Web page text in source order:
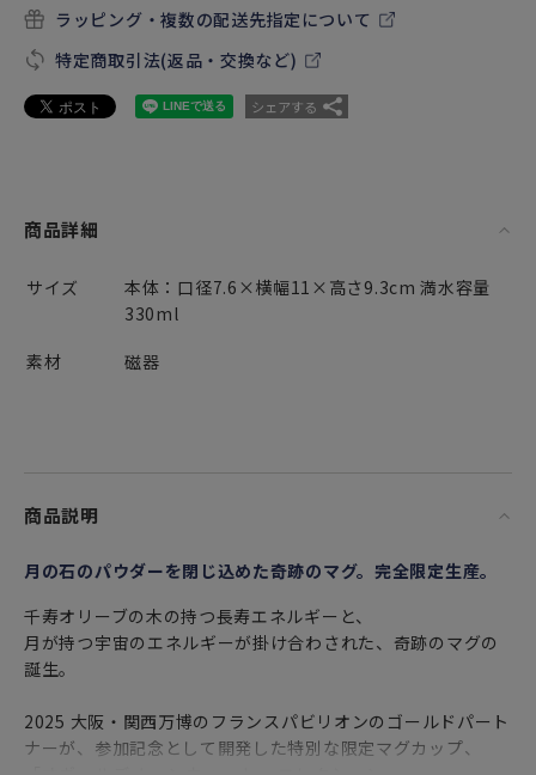
ラッピング・複数の配送先指定について
特定商取引法(返品・交換など)
シェアする
商品詳細
サイズ
本体：口径7.6×横幅11×高さ9.3cm 満水容量
330ml
素材
磁器
商品説明
月の石のパウダーを閉じ込めた奇跡のマグ。完全限定生産。
千寿オリーブの木の持つ長寿エネルギーと、
月が持つ宇宙のエネルギーが掛け合わされた、奇跡のマグの
誕生。
2025 大阪・関西万博のフランスパビリオンのゴールドパート
ナーが、参加記念として開発した特別な限定マグカップ、